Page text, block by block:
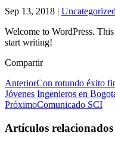
Sep 13, 2018 | Uncategorized
Welcome to WordPress.
start writing!
Compartir
AnteriorCon rotundo éxito
Jóvenes Ingenieros en
PróximoComunicado SCI
Artículos relacionados